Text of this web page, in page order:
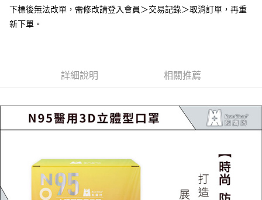
１．簡單：不需註冊會員、不需綁卡、不需儲值。
２．便利：只要手機號碼，簡訊認證，即可結帳。
３．安心：先確認商品／服務後，再付款。
２．訂單成立數日內，您將收到繳費通知簡訊。
※ 請注意：結帳手續完成當下不需立刻繳費，但若您需要取消訂單，請聯絡
購買商品的店家。未經商家同意取消之訂單仍視為有效，需透過AFTEE先享
後付繳納相關費用。
是否繳費成功／繳費後需取消欲退款等相關疑問，請聯繫「AFTEE先享後付
客戶支援中心」
https://netprotections.freshdesk.com/support/home
【注意事項】
１．透過由恩沛科技股份有限公司提供之「AFTEE先享後付」服務完成之交
運送方式
全家取貨付款
7-11取貨付款
每筆NT$60，滿NT$2,000(含以上)免運費
每筆NT$60，滿NT$2,000(含以上)免運費
一般地區宅配<如偏遠地區會員請勿選擇一般宅配，請點選其他選項
內「偏遠地區宅配」>
下標後無法改單，需修改請登入會員＞交易記錄＞取消訂單，再重
新下單。
詳細說明 相關推薦